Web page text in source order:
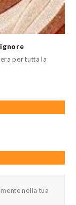
per tutta la
nella tua